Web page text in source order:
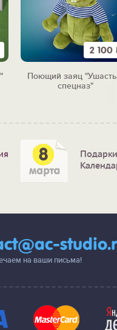
2 100
Поющий заяц
спецназ"
на ваши письма!